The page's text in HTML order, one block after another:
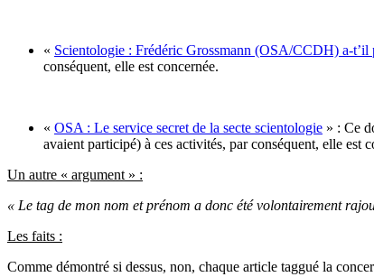
« Scientologie : Frédéric Grossmann (OSA/CCDH) a-t’il
conséquent, elle est concernée.
« OSA : Le service secret de la secte scientologie » : Ce
avaient participé) à ces activités, par conséquent, elle est
Un autre « argument » :
« Le tag de mon nom et prénom a donc été volontairement
Les faits :
Comme démontré si dessus, non, chaque article taggué la